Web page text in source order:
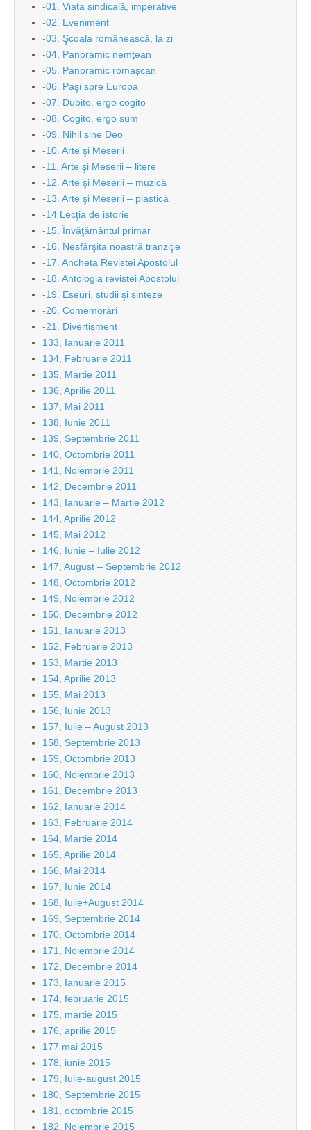
-01. Viata sindicală, imperative
-02. Eveniment
-03. Şcoala românească, la zi
-04. Panoramic nemțean
-05. Panoramic romașcan
-06. Paşi spre Europa
-07. Dubito, ergo cogito
-08. Cogito, ergo sum
-09. Nihil sine Deo
-10. Arte şi Meserii
-11. Arte şi Meserii – litere
-12. Arte şi Meserii – muzică
-13. Arte şi Meserii – plastică
-14 Lecţia de istorie
-15. Învăţământul primar
-16. Nesfârşita noastră tranziţie
-17. Ancheta Revistei Apostolul
-18. Antologia revistei Apostolul
-19. Eseuri, studii şi sinteze
-20. Comemorări
-21. Divertisment
133, Ianuarie 2011
134, Februarie 2011
135, Martie 2011
136, Aprilie 2011
137, Mai 2011
138, Iunie 2011
139, Septembrie 2011
140, Octombrie 2011
141, Noiembrie 2011
142, Decembrie 2011
143, Ianuarie – Martie 2012
144, Aprilie 2012
145, Mai 2012
146, Iunie – Iulie 2012
147, August – Septembrie 2012
148, Octombrie 2012
149, Noiembrie 2012
150, Decembrie 2012
151, Ianuarie 2013
152, Februarie 2013
153, Martie 2013
154, Aprilie 2013
155, Mai 2013
156, Iunie 2013
157, Iulie – August 2013
158, Septembrie 2013
159, Octombrie 2013
160, Noiembrie 2013
161, Decembrie 2013
162, Ianuarie 2014
163, Februarie 2014
164, Martie 2014
165, Aprilie 2014
166, Mai 2014
167, Iunie 2014
168, Iulie+August 2014
169, Septembrie 2014
170, Octombrie 2014
171, Noiembrie 2014
172, Decembrie 2014
173, Ianuarie 2015
174, februarie 2015
175, martie 2015
176, aprilie 2015
177 mai 2015
178, iunie 2015
179, Iulie-august 2015
180, Septembrie 2015
181, octombrie 2015
182, Noiembrie 2015